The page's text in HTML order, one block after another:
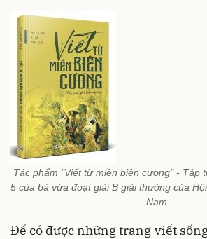
Tác phẩm "Viết từ miền biên cương" - Tập
5 của bà vừa đoạt giải B giải thưởng của
Nam
Để có được những trang viết